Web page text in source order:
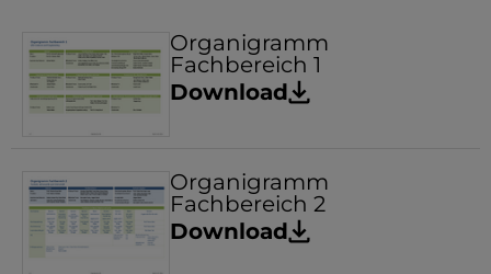
Organigramm
Fachbereich 1
Download
Organigramm
Fachbereich 2
Download